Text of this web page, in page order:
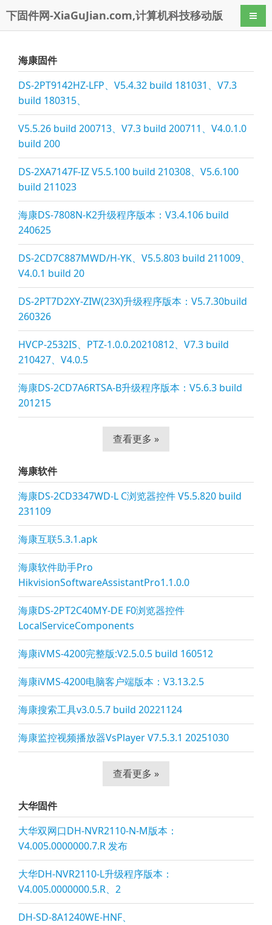
下固件网-XiaGuJian.com,计算机科技移动版 导航
海康固件
DS-2PT9142HZ-LFP、V5.4.32 build 181031、V7.3
build 180315、
V5.5.26 build 200713、V7.3 build 200711、V4.0.1.0
build 200
DS-2XA7147F-IZ V5.5.100 build 210308、V5.6.100
build 211023
海康DS-7808N-K2升级程序版本：V3.4.106 build
240625
DS-2CD7C887MWD/H-YK、V5.5.803 build 211009、
V4.0.1 build 20
DS-2PT7D2XY-ZIW(23X)升级程序版本：V5.7.30build
260326
HVCP-2532IS、PTZ-1.0.0.20210812、V7.3 build
210427、V4.0.5
海康DS-2CD7A6RTSA-B升级程序版本：V5.6.3 build
201215
查看更多 »
海康软件
海康DS-2CD3347WD-L C浏览器控件 V5.5.820 build
231109
海康互联5.3.1.apk
海康软件助手Pro
HikvisionSoftwareAssistantPro1.1.0.0
海康DS-2PT2C40MY-DE F0浏览器控件
LocalServiceComponents
海康iVMS-4200完整版:V2.5.0.5 build 160512
海康iVMS-4200电脑客户端版本：V3.13.2.5
海康搜索工具v3.0.5.7 build 20221124
海康监控视频播放器VsPlayer V7.5.3.1 20251030
查看更多 »
大华固件
大华双网口DH-NVR2110-N-M版本：
V4.005.0000000.7.R 发布
大华DH-NVR2110-L升级程序版本：
V4.005.0000000.5.R、2
DH-SD-8A1240WE-HNF、